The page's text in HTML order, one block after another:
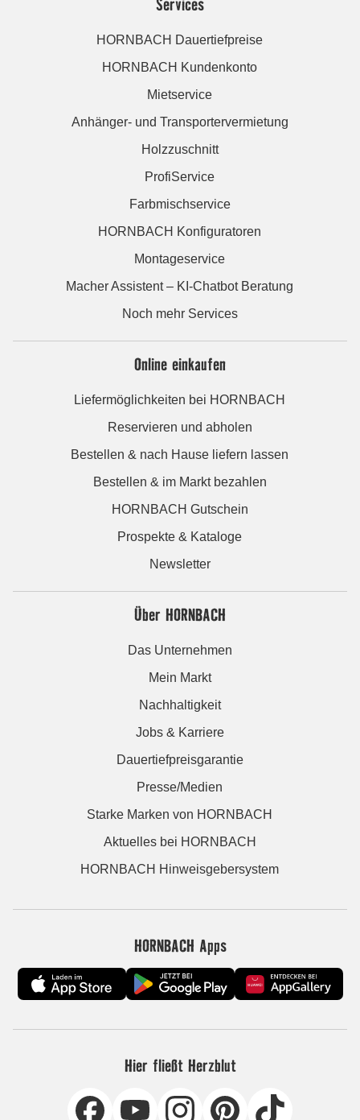
HORNBACH Dauertiefpreise
HORNBACH Kundenkonto
Mietservice
Anhänger- und Transportervermietung
Holzzuschnitt
ProfiService
Farbmischservice
HORNBACH Konfiguratoren
Montageservice
Macher Assistent – KI-Chatbot Beratung
Noch mehr Services
Online einkaufen
Liefermöglichkeiten bei HORNBACH
Reservieren und abholen
Bestellen & nach Hause liefern lassen
Bestellen & im Markt bezahlen
HORNBACH Gutschein
Prospekte & Kataloge
Newsletter
Über HORNBACH
Das Unternehmen
Mein Markt
Nachhaltigkeit
Jobs & Karriere
Dauertiefpreisgarantie
Presse/Medien
Starke Marken von HORNBACH
Aktuelles bei HORNBACH
HORNBACH Hinweisgebersystem
HORNBACH Apps
Hier fließt Herzblut